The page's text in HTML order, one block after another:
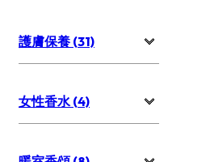
護膚保養 (31)
女性香水 (4)